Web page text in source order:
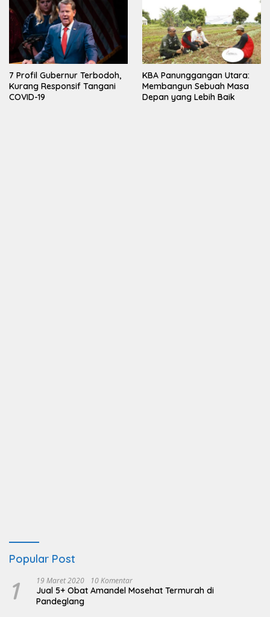
7 Profil Gubernur Terbodoh,
Kurang Responsif Tangani
COVID-19
KBA Panunggangan Utara:
Membangun Sebuah Masa
Depan yang Lebih Baik
Popular Post
1 19 Maret 2020 10 Komentar
Jual 5+ Obat Amandel Mosehat Termurah di
Pandeglang